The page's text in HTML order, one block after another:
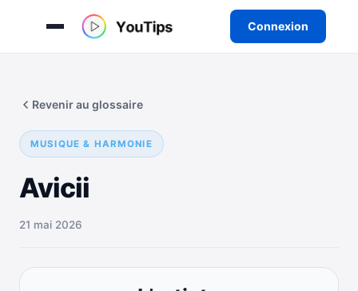
Connexion
contenu
MUSIQUE & HARMONIE
Avicii
Revenir au glossaire
21 mai 2026